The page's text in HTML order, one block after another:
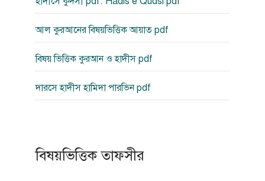
আল কুরআনের বিষয়ভিত্তিক আয়াত pdf
বিষয় ভিত্তিক কুরআন ও হাদীস pdf
দারসে হাদীস হামিদা পারভিন pdf
বিষয়ভিত্তিক তাফসীর